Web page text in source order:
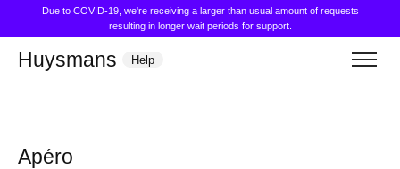
Due to COVID-19, we're receiving a larger than usual amount of requests
resulting in longer wait periods for support.
Huysmans Help
Apéro